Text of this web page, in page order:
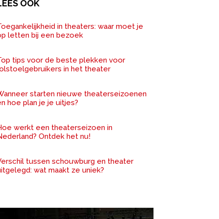
OOK
in theaters: waar moet je
letten bij een bezoek
tips voor de beste plekken voor
in het theater
starten nieuwe theaterseizoenen
hoe plan je je uitjes?
werkt een theaterseizoen in
Ontdek het nu!
tussen schouwburg en theater
wat maakt ze uniek?